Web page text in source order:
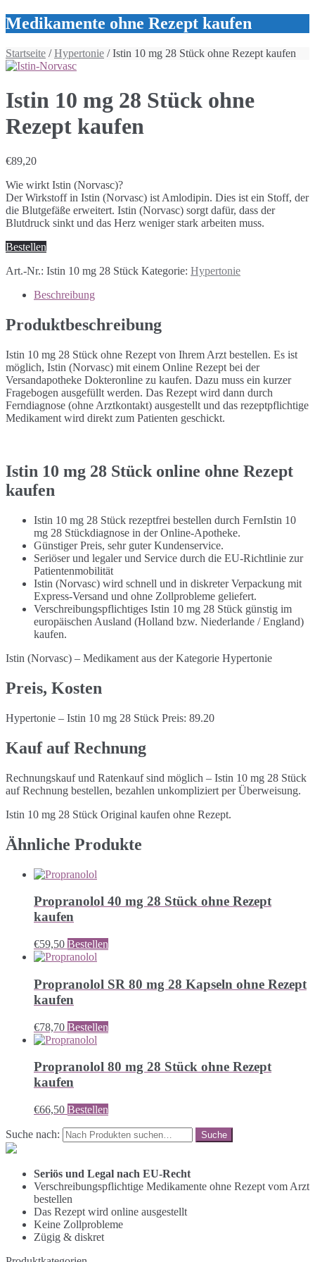
Medikamente ohne Rezept kaufen
Startseite /Hypertonie / Istin 10 mg 28 Stück ohne Rezept kaufen
Istin 10 mg 28 Stück ohne
Rezept kaufen
€89,20
Wie wirkt Istin (Norvasc)?
Der Wirkstoff in Istin (Norvasc) ist Amlodipin. Dies ist ein Stoff, der
die Blutgefäße erweitert. Istin (Norvasc) sorgt dafür, dass der
Blutdruck sinkt und das Herz weniger stark arbeiten muss.
Bestellen
Art.-Nr.: Istin 10 mg 28 Stück Kategorie: Hypertonie
Beschreibung
Produktbeschreibung
Istin 10 mg 28 Stück ohne Rezept von Ihrem Arzt bestellen. Es ist
möglich, Istin (Norvasc) mit einem Online Rezept bei der
Versandapotheke Dokteronline zu kaufen. Dazu muss ein kurzer
Fragebogen ausgefüllt werden. Das Rezept wird dann durch
Ferndiagnose (ohne Arztkontakt) ausgestellt und das rezeptpflichtige
Medikament wird direkt zum Patienten geschickt.
Istin 10 mg 28 Stück online ohne Rezept
kaufen
Istin 10 mg 28 Stück rezeptfrei bestellen durch FernIstin 10
mg 28 Stückdiagnose in der Online-Apotheke.
Günstiger Preis, sehr guter Kundenservice.
Seriöser und legaler und Service durch die EU-Richtlinie zur
Patientenmobilität
Istin (Norvasc) wird schnell und in diskreter Verpackung mit
Express-Versand und ohne Zollprobleme geliefert.
Verschreibungspflichtiges Istin 10 mg 28 Stück günstig im
europäischen Ausland (Holland bzw. Niederlande / England)
kaufen.
Istin (Norvasc) – Medikament aus der Kategorie Hypertonie
Preis, Kosten
Hypertonie – Istin 10 mg 28 Stück Preis: 89.20
Kauf auf Rechnung
Rechnungskauf und Ratenkauf sind möglich – Istin 10 mg 28 Stück
auf Rechnung bestellen, bezahlen unkompliziert per Überweisung.
Istin 10 mg 28 Stück Original kaufen ohne Rezept.
Ähnliche Produkte
Propranolol 40 mg 28 Stück ohne Rezept
kaufen
€59,50 Bestellen
Propranolol SR 80 mg 28 Kapseln ohne Rezept
kaufen
€78,70 Bestellen
Propranolol 80 mg 28 Stück ohne Rezept
kaufen
€66,50 Bestellen
Suche nach:
Seriös und Legal nach EU-Recht
Verschreibungspflichtige Medikamente ohne Rezept vom Arzt
bestellen
Das Rezept wird online ausgestellt
Keine Zollprobleme
Zügig & diskret